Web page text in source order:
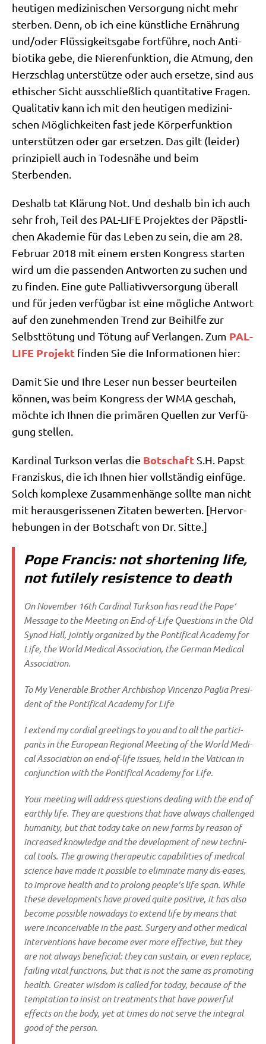
heu­ti­gen medi­zi­ni­schen Ver­sor­gung nicht mehr
ster­ben. Denn, ob ich eine künst­li­che Ernäh­rung
und/​oder Flüs­sig­keits­ga­be fort­füh­re, noch Anti­
bio­ti­ka gebe, die Nie­ren­funk­ti­on, die Atmung, den
Herz­schlag unter­stüt­ze oder auch erset­ze, sind aus
ethi­scher Sicht aus­schließ­lich quan­ti­ta­ti­ve Fra­gen.
Qua­li­ta­tiv kann ich mit den heu­ti­gen medi­zi­ni­
schen Mög­lich­kei­ten fast jede Kör­per­funk­ti­on
unter­stüt­zen oder gar erset­zen. Das gilt (lei­der)
prin­zi­pi­ell auch in Todes­nä­he und beim
Sterbenden.
Des­halb tat Klä­rung Not. Und des­halb bin ich auch
sehr froh, Teil des PAL-LIFE Pro­jek­tes der Päpst­li­
chen Aka­de­mie für das Leben zu sein, die am 28.
Febru­ar 2018 mit einem ersten Kon­gress star­ten
wird um die pas­sen­den Ant­wor­ten zu suchen und
zu fin­den. Eine gute Pal­lia­tiv­ver­sor­gung über­all
und für jeden ver­füg­bar ist eine mög­li­che Ant­wort
auf den zuneh­men­den Trend zur Bei­hil­fe zur
Selbst­tö­tung und Tötung auf Ver­lan­gen. Zum PAL-
LIFE Pro­jekt fin­den Sie die Infor­ma­tio­nen hier:
Damit Sie und Ihre Leser nun bes­ser beur­tei­len
kön­nen, was beim Kon­gress der WMA geschah,
möch­te ich Ihnen die pri­mä­ren Quel­len zur Ver­fü­
gung stellen.
Kar­di­nal Turk­son ver­las die Bot­schaftS.H. Papst
Fran­zis­kus, die ich Ihnen hier voll­stän­dig ein­fü­ge.
Solch kom­ple­xe Zusam­men­hän­ge soll­te man nicht
mit her­aus­ge­ris­se­nen Zita­ten bewer­ten. [Her­vor­
he­bun­gen in der Bot­schaft von Dr. Sitte.]
Pope Francis: not shortening life,
not futilely resistence to death
On Novem­ber 16th Car­di­nal Turk­son has read the Pope‘
Mes­sa­ge to the Mee­ting on End-of-Life Que­sti­ons in the Old
Syn­od Hall, joint­ly orga­ni­zed by the Pon­ti­fi­cal Aca­de­my for
Life, the World Medi­cal Asso­cia­ti­on, the Ger­man Medi­cal
Association.
To My Venerable Brot­her Arch­bi­shop Vin­cen­zo Paglia Pre­si­
dent of the Pon­ti­fi­cal Aca­de­my for Life
I extend my cor­di­al gree­tings to you and to all the par­ti­ci­
pan­ts in the Euro­pean Regio­nal Mee­ting of the World Medi­
cal Asso­cia­ti­on on end-of-life issues, held in the Vati­can in
con­junc­tion with the Pon­ti­fi­cal Aca­de­my for Life.
Your mee­ting will address que­sti­ons deal­ing with the end of
earth­ly life. They are que­sti­ons that have always chal­len­ged
huma­ni­ty, but that today take on new forms by rea­son of
increa­sed know­ledge and the deve­lo­p­ment of new tech­ni­
cal tools. The gro­wing the­ra­peu­tic capa­bi­li­ties of medi­cal
sci­ence have made it pos­si­ble to eli­mi­na­te many dis-eases,
to impro­ve health and to pro­long people’s life span. While
the­se deve­lo­p­ments have pro­ved quite posi­ti­ve, it has also
beco­me pos­si­ble nowa­days to extend life by means that
were inconceiva­ble in the past. Sur­gery and other medi­cal
inter­ven­ti­ons have beco­me ever more effec­ti­ve, but they
are not always bene­fi­ci­al: they can sus­tain, or even replace,
fai­ling vital func­tions, but that is not the same as pro­mo­ting
health. Grea­ter wis­dom is cal­led for today, becau­se of the
temp­t­ati­on to insist on tre­at­ments that have powerful
effects on the body, yet at times do not ser­ve the inte­gral
good of the person.